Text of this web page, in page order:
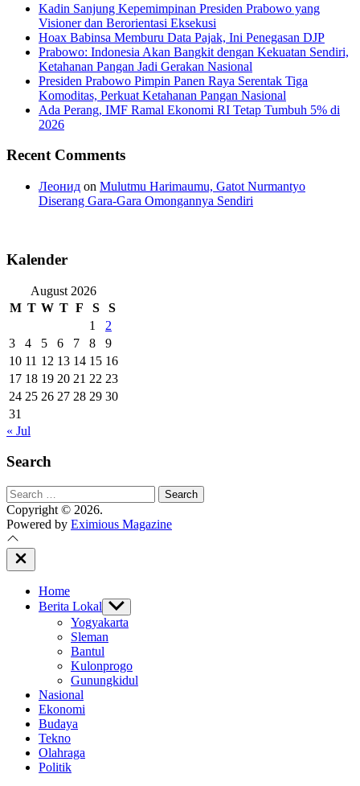
Kadin Sanjung Kepemimpinan Presiden Prabowo yang
Visioner dan Berorientasi Eksekusi
Hoax Babinsa Memburu Data Pajak, Ini Penegasan DJP
Prabowo: Indonesia Akan Bangkit dengan Kekuatan Sendiri,
Ketahanan Pangan Jadi Gerakan Nasional
Presiden Prabowo Pimpin Panen Raya Serentak Tiga
Komoditas, Perkuat Ketahanan Pangan Nasional
Ada Perang, IMF Ramal Ekonomi RI Tetap Tumbuh 5% di
2026
Recent Comments
Леонид on Mulutmu Harimaumu, Gatot Nurmantyo
Diserang Gara-Gara Omongannya Sendiri
Kalender
August 2026
M T W T F S
S
1
2
3
4 5 6 7 8
9
10 11 12 13 14 15 16
17 18 19 20 21 22 23
24 25 26 27 28 29 30
31
« Jul
Search
Search
for:
Copyright © 2026.
Powered by Eximious Magazine
Close
Off
Home
Berita Lokal Show
sub
menu
Yogyakarta
Sleman
Bantul
Kulonprogo
Gunungkidul
Nasional
Ekonomi
Budaya
Tekno
Olahraga
Politik